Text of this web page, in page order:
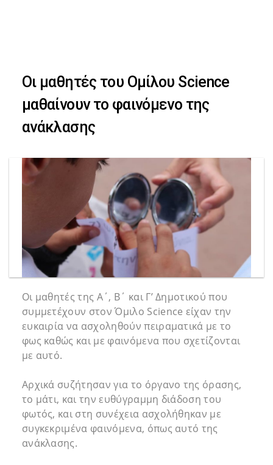
navigation
to
content
Οι μαθητές του Ομίλου Science
μαθαίνουν το φαινόμενο της
ανάκλασης
Οι μαθητές της Α΄, Β΄ και Γ’ Δημοτικού που
συμμετέχουν στον Όμιλο Science είχαν την
ευκαιρία να ασχοληθούν πειραματικά με το
φως καθώς και με φαινόμενα που σχετίζονται
με αυτό.
Αρχικά συζήτησαν για το όργανο της όρασης,
το μάτι, και την ευθύγραμμη διάδοση του
φωτός, και στη συνέχεια ασχολήθηκαν με
συγκεκριμένα φαινόμενα, όπως αυτό της
ανάκλασης.